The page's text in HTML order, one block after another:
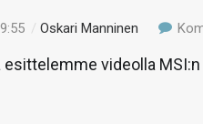
/Oskari Manninen
esittelemme videolla